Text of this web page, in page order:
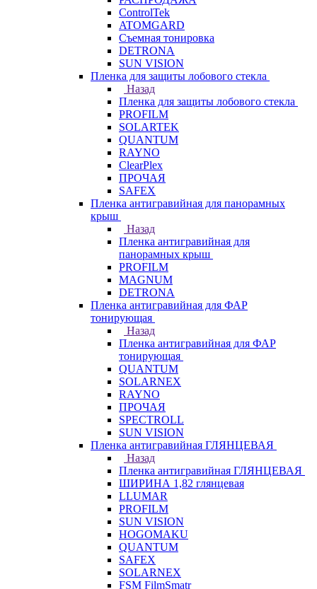
ControlTek
ATOMGARD
Съемная тонировка
DETRONA
SUN VISION
Пленка для защиты лобового стекла
Назад
Пленка для защиты лобового стекла
PROFILM
SOLARTEK
QUANTUM
RAYNO
ClearPlex
ПРОЧАЯ
SAFEX
Пленка антигравийная для панорамных
крыш
Назад
Пленка антигравийная для
панорамных крыш
PROFILM
MAGNUM
DETRONA
Пленка антигравийная для ФАР
тонирующая
Назад
Пленка антигравийная для ФАР
тонирующая
QUANTUM
SOLARNEX
RAYNO
ПРОЧАЯ
SPECTROLL
SUN VISION
Пленка антигравийная ГЛЯНЦЕВАЯ
Назад
Пленка антигравийная ГЛЯНЦЕВАЯ
ШИРИНА 1,82 глянцевая
LLUMAR
PROFILM
SUN VISION
HOGOMAKU
QUANTUM
SAFEX
SOLARNEX
FSM FilmSmatr